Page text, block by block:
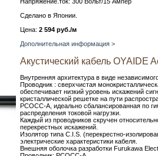
Сделано в Японии.
Цена: 2 594 руб./м
Дополнительная информация >
Акустический кабель OYAIDE
Внутренняя архитектура в виде
Проводник : сверхчистая
обеспечивает низкий уровень искажений
кристаллической решетке на пути
PCOCC-A, идеально сбалансированная по
распределения токовой нагрузки.
Каждый из проводников скручен
перекрестных искажений.
Изолятор типа C.I.S. (перекрестно-
электрические характеристики кабеля.
Внешняя оболочка разработки Furukawa